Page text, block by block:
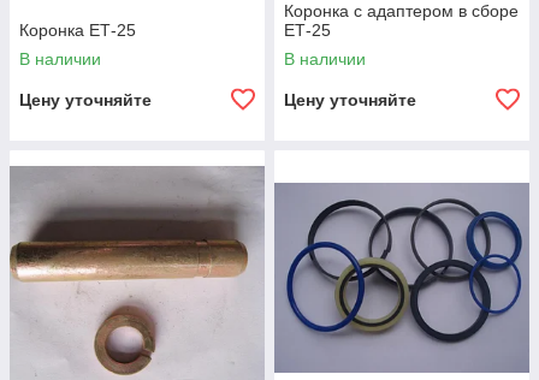
Коронка ЕТ-25
В наличии
Цену уточняйте
Коронка с адаптером в сборе
ЕТ-25
В наличии
Цену уточняйте